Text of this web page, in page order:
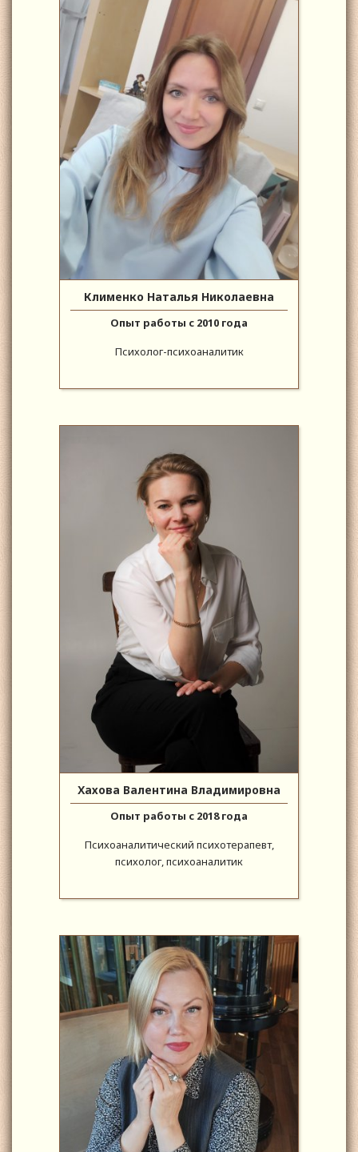
Клименко Наталья Николаевна
Опыт работы с 2010 года
Психолог-психоаналитик
Хахова Валентина Владимировна
Опыт работы с 2018 года
Психоаналитический психотерапевт,
психолог, психоаналитик